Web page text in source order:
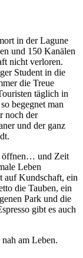
in der Lagune
und 150 Kanälen
nicht verloren.
Student in die
die Treue
täglich in
begegnet man
noch der
und der ganz
öffnen… und Zeit
Leben
auf Kundschaft, ein
die Tauben, ein
Park und die
gibt es auch
am Leben.